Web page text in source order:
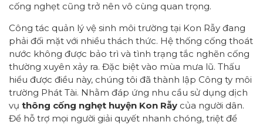
cống nghẹt cũng trở nên vô cùng quan trọng.
Công tác quản lý vệ sinh môi trường tại Kon Rẫy đang
phải đối mặt với nhiều thách thức. Hệ thống cống thoát
nước không được bảo trì và tình trạng tắc nghẽn cống
thường xuyên xảy ra. Đặc biệt vào mùa mưa lũ. Thấu
hiểu được điều này, chúng tôi đã thành lập Công ty môi
trường Phát Tài. Nhằm đáp ứng nhu cầu sử dụng dịch
vụ thông cống nghẹt huyện Kon Rẫy của người dân.
Để hỗ trợ mọi người giải quyết nhanh chóng, triệt để